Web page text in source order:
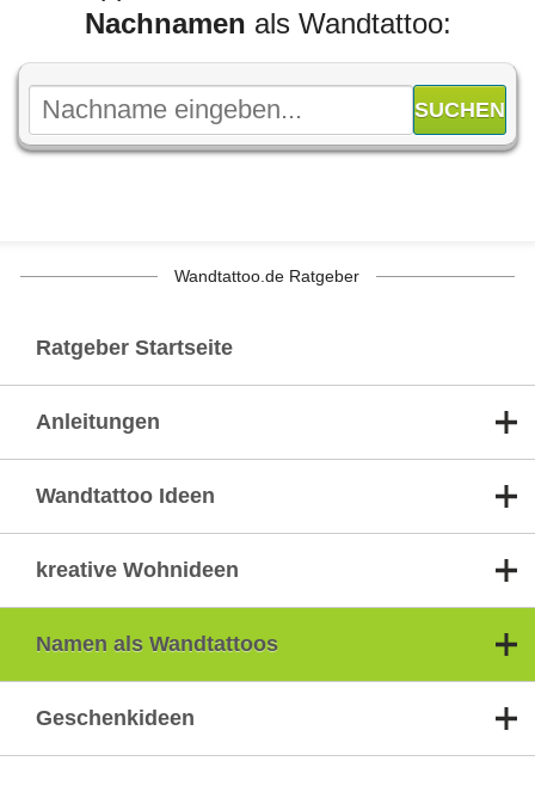
Nachnamen als Wandtattoo:
Wandtattoo.de Ratgeber
Ratgeber Startseite
Anleitungen
Wandtattoo Ideen
kreative Wohnideen
Namen als Wandtattoos
Geschenkideen